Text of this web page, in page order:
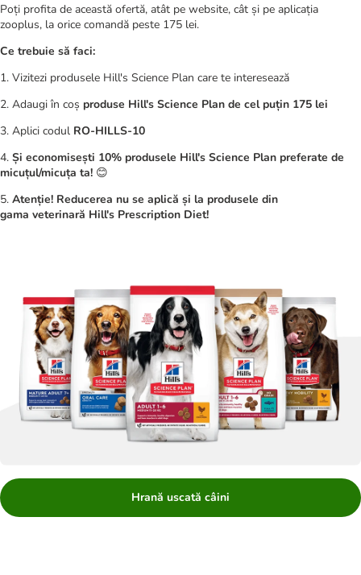
Poți profita de această ofertă, atât pe website, cât și pe aplicația
zooplus, la orice comandă peste 175 lei.
Ce trebuie să faci:
1. Vizitezi produsele Hill's Science Plan care te interesează
2. Adaugi în coș produse Hill's Science Plan de cel puțin 175 lei
3. Aplici codul RO-HILLS-10
4. Și economisești 10% produsele Hill's Science Plan preferate de
micuțul/micuța ta! 😊
5. Atenție! Reducerea nu se aplică și la produsele din
gama veterinară Hill's Prescription Diet!
Hrană uscată câini